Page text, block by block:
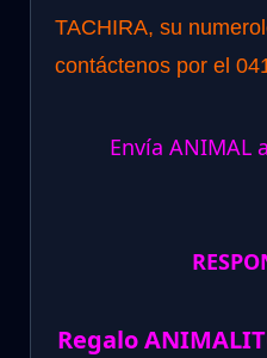
TACHIRA, su
contáctenos por el
Envía ANIMAL
Regalo